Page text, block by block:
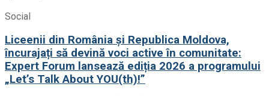
Social
Liceenii din România și Republica Moldova,
încurajați să devină voci active în comunitate:
Expert Forum lansează ediția 2026 a programului
„Let’s Talk About YOU(th)!”